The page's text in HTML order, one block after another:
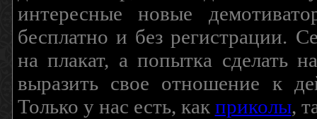
интересные новые
бесплатно и без регистрации.
на плакат, а попытка
выразить свое отношение к
Только у нас есть, как приколы,